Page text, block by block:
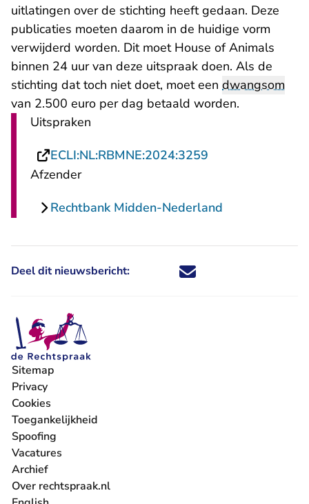
uitlatingen over de stichting heeft gedaan. Deze
publicaties moeten daarom in de huidige vorm
verwijderd worden. Dit moet House of Animals
binnen 24 uur van deze uitspraak doen. Als de
stichting dat toch niet doet, moet een dwangsom
van 2.500 euro per dag betaald worden.
Uitspraken
ECLI:NL:RBMNE:2024:3259
Afzender
Rechtbank Midden-Nederland
Deel dit nieuwsbericht: Deel dit nieuwsbericht via X -
Deel dit nieuwsbericht via
Deel dit nieuwsbericht
Deel dit
Sitemap
Privacy
Cookies
Toegankelijkheid
Spoofing
Vacatures
- U verlaat Rechtspraak.nl
Archief
Over rechtspraak.nl